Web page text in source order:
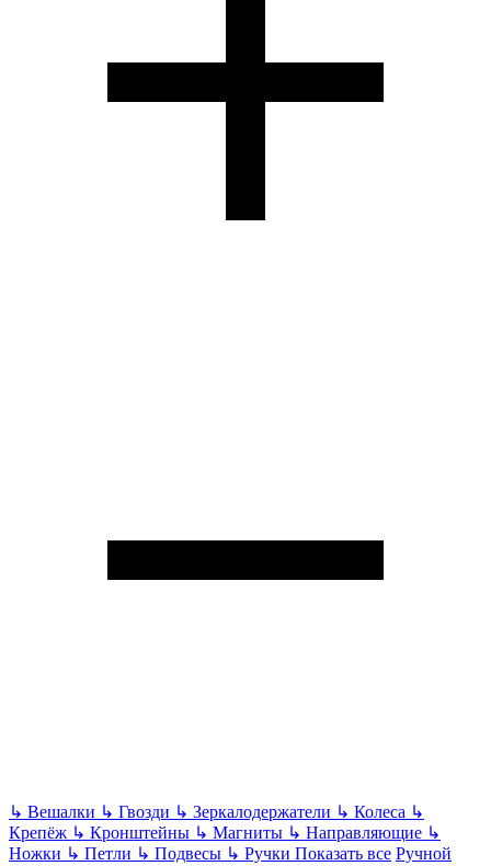
↳ Вешалки ↳ Гвозди ↳ Зеркалодержатели ↳ Колеса ↳
Крепёж ↳ Кронштейны ↳ Магниты ↳ Направляющие ↳
Ножки ↳ Петли ↳ Подвесы ↳ Ручки Показать все Ручной